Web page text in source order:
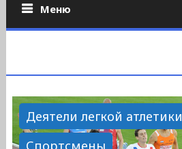
Меню
Деятели легкой атлетики
Спортсмены